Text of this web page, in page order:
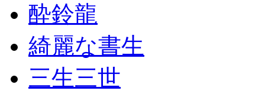
酔鈴龍
綺麗な書生
三生三世